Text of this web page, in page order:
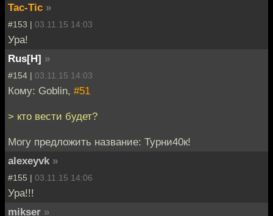
Tac-Tic »
#153 | 03.11.15 14:03
Ура!
Rus[H] »
#154 | 03.11.15 14:03
Кому: Goblin, #51
> кто вести будет?
Могу предложить название: Турни40к!
alexeyvk »
#155 | 03.11.15 14:06
Ура!!!
mikser »